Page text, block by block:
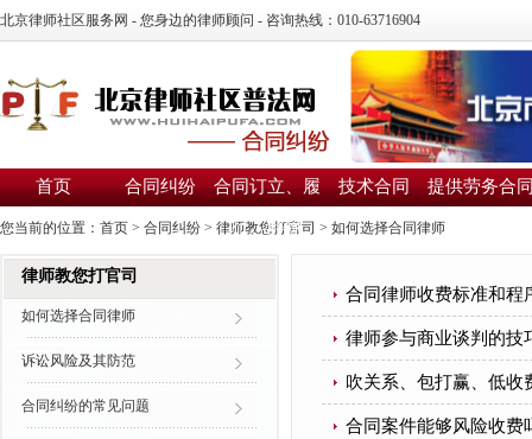
北京律师社区服务网 - 您身边的律师顾问 - 咨询热线：010-63716904
首页 合同纠纷 合同订立、履
行、解除
技术合同 提供劳务合
您当前的位置： 首页 > 合同纠纷 > 律师教您打官司 > 如何选择合同律师
律师教您打官司
如何选择合同律师
诉讼风险及其防范
合同纠纷的常见问题
合同律师收费标准和程
律师参与商业谈判的技
吹关系、包打赢、低收
合同案件能够风险收费